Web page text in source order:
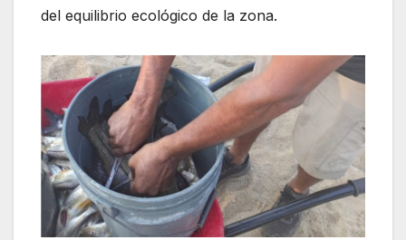
del equilibrio ecológico de la zona.